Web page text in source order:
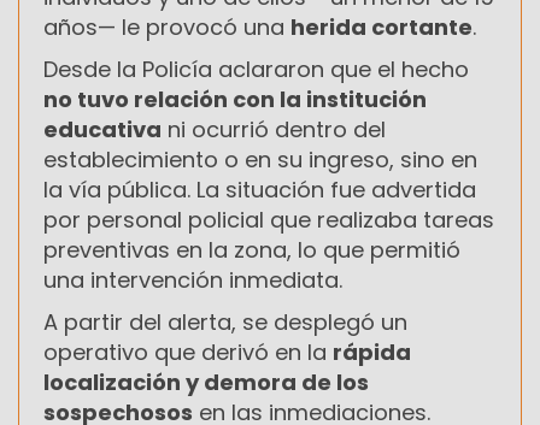
años— le provocó una herida cortante.
Desde la Policía aclararon que el hecho
no tuvo relación con la institución
educativa ni ocurrió dentro del
establecimiento o en su ingreso, sino en
la vía pública. La situación fue advertida
por personal policial que realizaba tareas
preventivas en la zona, lo que permitió
una intervención inmediata.
A partir del alerta, se desplegó un
operativo que derivó en la rápida
localización y demora de los
sospechosos en las inmediaciones.